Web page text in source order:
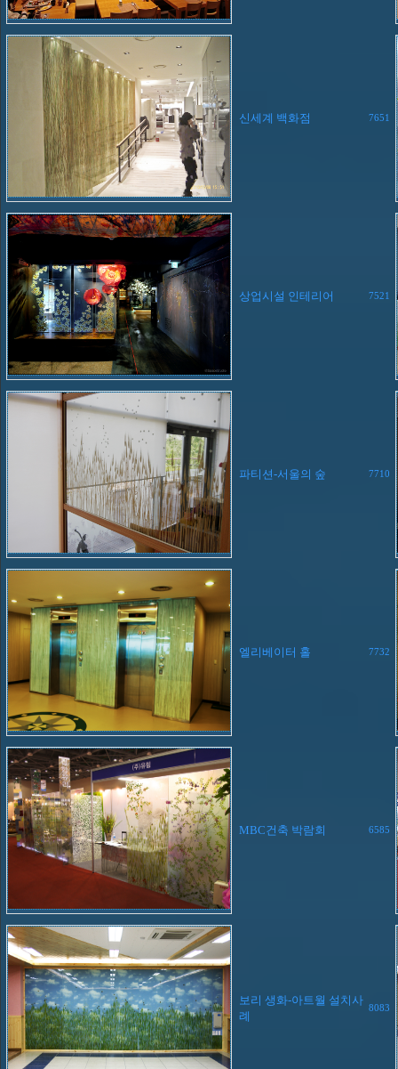
신세계 백화점 7651
상업시설 인테리어 7521
파티션-서울의 숲 7710
엘리베이터 홀 7732
MBC건축 박람회 6585
보리 생화-아트월 설치사
례
8083